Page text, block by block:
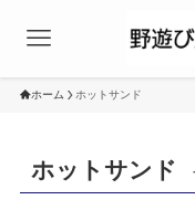
ホーム ホットサンド
ホットサンド